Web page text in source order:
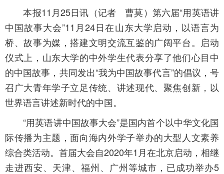
本报11月25日讯（记者 曹莫）第六届“用英语讲
中国故事大会”11月24日在山东大学启动，以语言为
桥、故事为媒，搭建文明交流互鉴的广阔平台。启动
仪式上，山东大学的中外学生代表分享了他们心目中
的中国故事，共同发出“我为中国故事代言”的倡议，号
召广大青年学子立足传统、讲述现代、聚焦创新，以
世界语言讲述新时代的中国。
“用英语讲中国故事大会”是国内首个以中华文化国
际传播为主题，面向海内外学子举办的大型人文素养
综合类活动。首届大会自2020年1月在北京启动，相继
走进西安、天津、福州、广州等城市，已成功举办5